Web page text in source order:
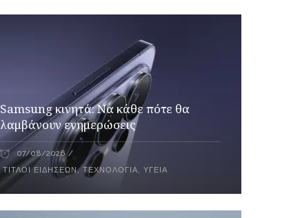
Samsung κινητά: Να κάθε πότε θα
λαμβάνουν ενημερώσεις
07/08/2026
ΤΊΤΛΟΙ ΕΙΔΉΣΕΩΝ,ΤΕΧΝΟΛΟΓΊΑ,ΥΓΕΊΑ